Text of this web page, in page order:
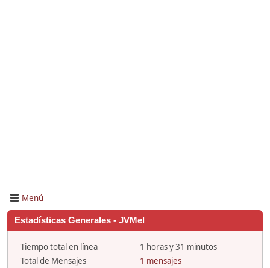
Menú
Estadísticas Generales - JVMel
Tiempo total en línea
1 horas y 31 minutos
Total de Mensajes
1 mensajes